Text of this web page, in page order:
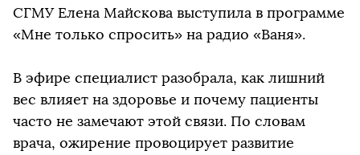
СГМУ Елена Майскова выступила в программе
«Мне только спросить» на радио «Ваня».
В эфире специалист разобрала, как лишний
вес влияет на здоровье и почему пациенты
часто не замечают этой связи. По словам
врача, ожирение провоцирует развитие